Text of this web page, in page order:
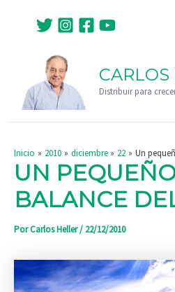
contenido
Distribuir para
Inicio 2010 diciembre 22 Un
UN
BALANCE
PorCarlos Heller/ 22/12/2010
entradas